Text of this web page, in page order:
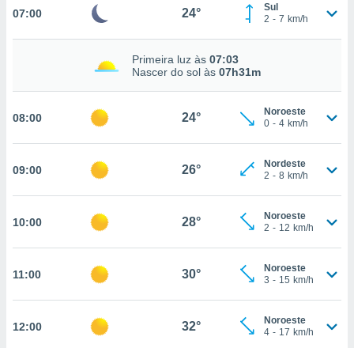
permite-
a
o
como
e
CONFIGURAÇÕES
07:00 24°
Sul
2 - 7 km/h
Primeira luz às 07:03
Nascer do sol às 07h31m
08:00 24°
Noroeste
0 - 4 km/h
09:00 26°
Nordeste
2 - 8 km/h
10:00 28°
Noroeste
2 - 12 km/h
11:00 30°
Noroeste
3 - 15 km/h
12:00 32°
Noroeste
4 - 17 km/h